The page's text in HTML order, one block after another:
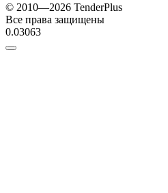
© 2010—2026 TenderPlus
Все права защищены
0.03063